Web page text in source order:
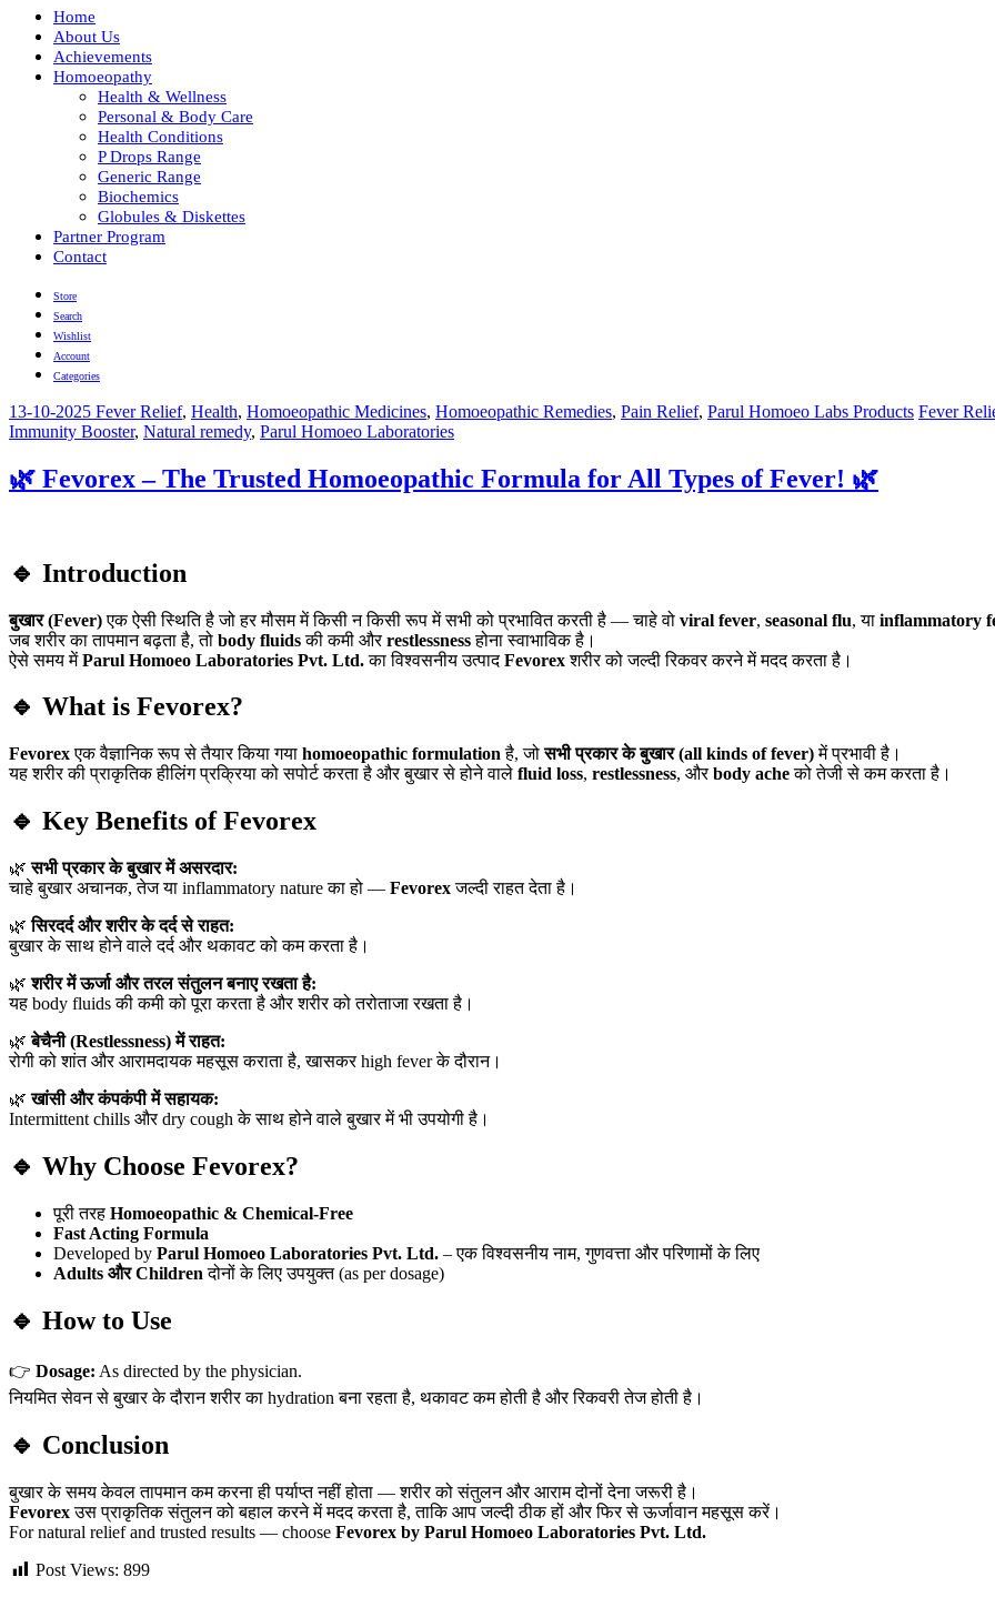
Home
About Us
Achievements
Homoeopathy
Health & Wellness
Personal & Body Care
Health Conditions
P Drops Range
Generic Range
Biochemics
Globules & Diskettes
Partner Program
Contact
Store
Search
Wishlist
Account
Categories
13-10-2025 Fever Relief, Health, Homoeopathic Medicines, Homoeopathic Remedies, Pain Relief, Parul Homoeo Labs Products Fever
Immunity Booster, Natural remedy, Parul Homoeo Laboratories
🌿 Fevorex – The Trusted Homoeopathic Formula for All Types of Fever! 🌿
🔹 Introduction
बुखार (Fever)एक ऐसी स्थिति है जो हर मौसम में किसी न किसी रूप में सभी को प्रभावित करती है — चाहे वो viral fever, seasonal flu, या inflammatory
जब शरीर का तापमान बढ़ता है, तो body fluidsकी कमी औरrestlessnessहोना स्वाभाविक है।
ऐसे समय मेंParul Homoeo Laboratories Pvt. Ltd.का विश्वसनीय उत्पादFevorexशरीर को जल्दी रिकवर करने में मदद करता है।
🔹 What is Fevorex?
Fevorexएक वैज्ञानिक रूप से तैयार किया गया homoeopathic formulation है, जोसभी प्रकार के बुखार (all kinds of fever)में प्रभावी है।
यह शरीर की प्राकृतिक हीलिंग प्रक्रिया को सपोर्ट करता है और बुखार से होने वाले fluid loss, restlessness, औरbody acheको तेजी से कम करता है।
🔹 Key Benefits of Fevorex
🌿सभी प्रकार के बुखार में असरदार:
चाहे बुखार अचानक, तेज या inflammatory nature का हो — Fevorexजल्दी राहत देता है।
🌿सिरदर्द और शरीर के दर्द से राहत:
बुखार के साथ होने वाले दर्द और थकावट को कम करता है।
🌿शरीर में ऊर्जा और तरल संतुलन बनाए रखता है:
यह body fluids की कमी को पूरा करता है और शरीर को तरोताजा रखता है।
🌿बेचैनी (Restlessness) में राहत:
रोगी को शांत और आरामदायक महसूस कराता है, खासकर high fever के दौरान।
🌿खांसी और कंपकंपी में सहायक:
Intermittent chills और dry cough के साथ होने वाले बुखार में भी उपयोगी है।
🔹 Why Choose Fevorex?
पूरी तरह Homoeopathic & Chemical-Free
Fast Acting Formula
Developed by Parul Homoeo Laboratories Pvt. Ltd. – एक विश्वसनीय नाम, गुणवत्ता और परिणामों के लिए
Adults और Children दोनों के लिए उपयुक्त (as per dosage)
🔹 How to Use
👉 Dosage: As directed by the physician.
नियमित सेवन से बुखार के दौरान शरीर का hydration बना रहता है, थकावट कम होती है और रिकवरी तेज होती है।
🔹 Conclusion
बुखार के समय केवल तापमान कम करना ही पर्याप्त नहीं होता — शरीर को संतुलन और आराम दोनों देना जरूरी है।
Fevorexउस प्राकृतिक संतुलन को बहाल करने में मदद करता है, ताकि आप जल्दी ठीक हों और फिर से ऊर्जावान महसूस करें।
For natural relief and trusted results — choose Fevorex by Parul Homoeo Laboratories Pvt. Ltd.
Post Views: 899